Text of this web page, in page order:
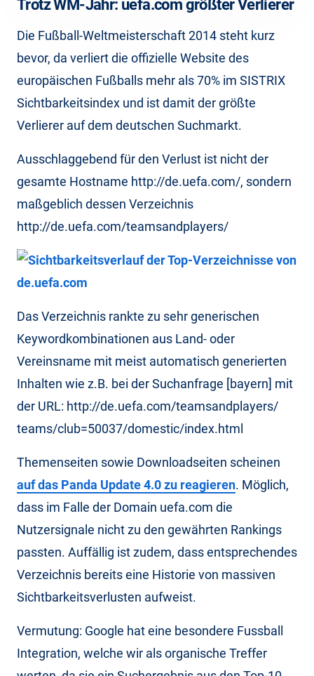
Trotz WM-Jahr: uefa.com größter Verlierer
Die Fußball-Weltmeisterschaft 2014 steht kurz
bevor, da verliert die offizielle Website des
europäischen Fußballs mehr als 70% im SISTRIX
Sichtbarkeitsindex und ist damit der größte
Verlierer auf dem deutschen Suchmarkt.
Ausschlaggebend für den Verlust ist nicht der
gesamte Hostname http://de.uefa.com/, sondern
maßgeblich dessen Verzeichnis
http://de.uefa.com/teamsandplayers/
Das Verzeichnis rankte zu sehr generischen
Keywordkombinationen aus Land- oder
Vereinsname mit meist automatisch generierten
Inhalten wie z.B. bei der Suchanfrage [bayern] mit
der URL: http://de.uefa.com/teamsandplayers/
teams/club=50037/domestic/index.html
Themenseiten sowie Downloadseiten scheinen
auf das Panda Update 4.0 zu reagieren. Möglich,
dass im Falle der Domain uefa.com die
Nutzersignale nicht zu den gewährten Rankings
passten. Auffällig ist zudem, dass entsprechendes
Verzeichnis bereits eine Historie von massiven
Sichtbarkeitsverlusten aufweist.
Vermutung: Google hat eine besondere Fussball
Integration, welche wir als organische Treffer